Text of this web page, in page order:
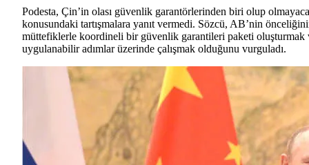
Podesta, Çin’in olası güvenlik garantörlerinden biri olup
konusundaki tartışmalara yanıt vermedi. Sözcü, AB’nin
müttefiklerle koordineli bir güvenlik garantileri paketi oluşturmak
uygulanabilir adımlar üzerinde çalışmak olduğunu vurguladı.